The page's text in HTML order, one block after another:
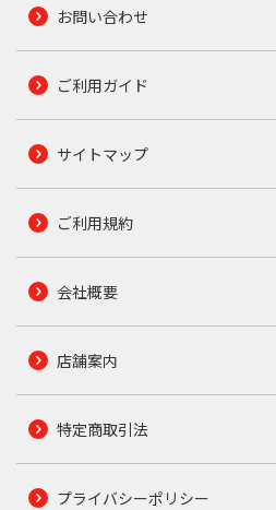
お問い合わせ
ご利用ガイド
サイトマップ
ご利用規約
会社概要
店舗案内
特定商取引法
プライバシーポリシー